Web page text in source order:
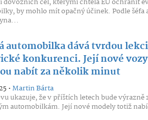
by mohlo mít opačný účinek. Podle šéfa
automobilka dává tvrdou lekci
konkurenci. Její nové vozy
nabít za několik minut
•Martin Bárta
ukazuje, že v příštích letech bude výrazně
automobilkám. Její nové modely totiž